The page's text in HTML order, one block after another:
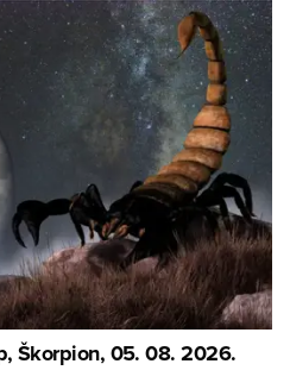
Škorpion, 05. 08. 2026.